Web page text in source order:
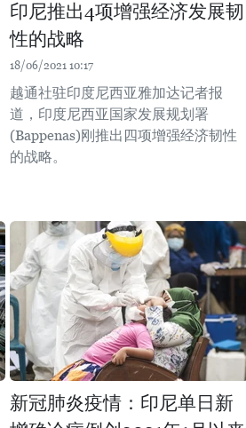
印尼推出4项增强经济发展韧
性的战略
18/06/2021 10:17
越通社驻印度尼西亚雅加达记者报
道，印度尼西亚国家发展规划署
(Bappenas)刚推出四项增强经济韧性
的战略。
新冠肺炎疫情：印尼单日新